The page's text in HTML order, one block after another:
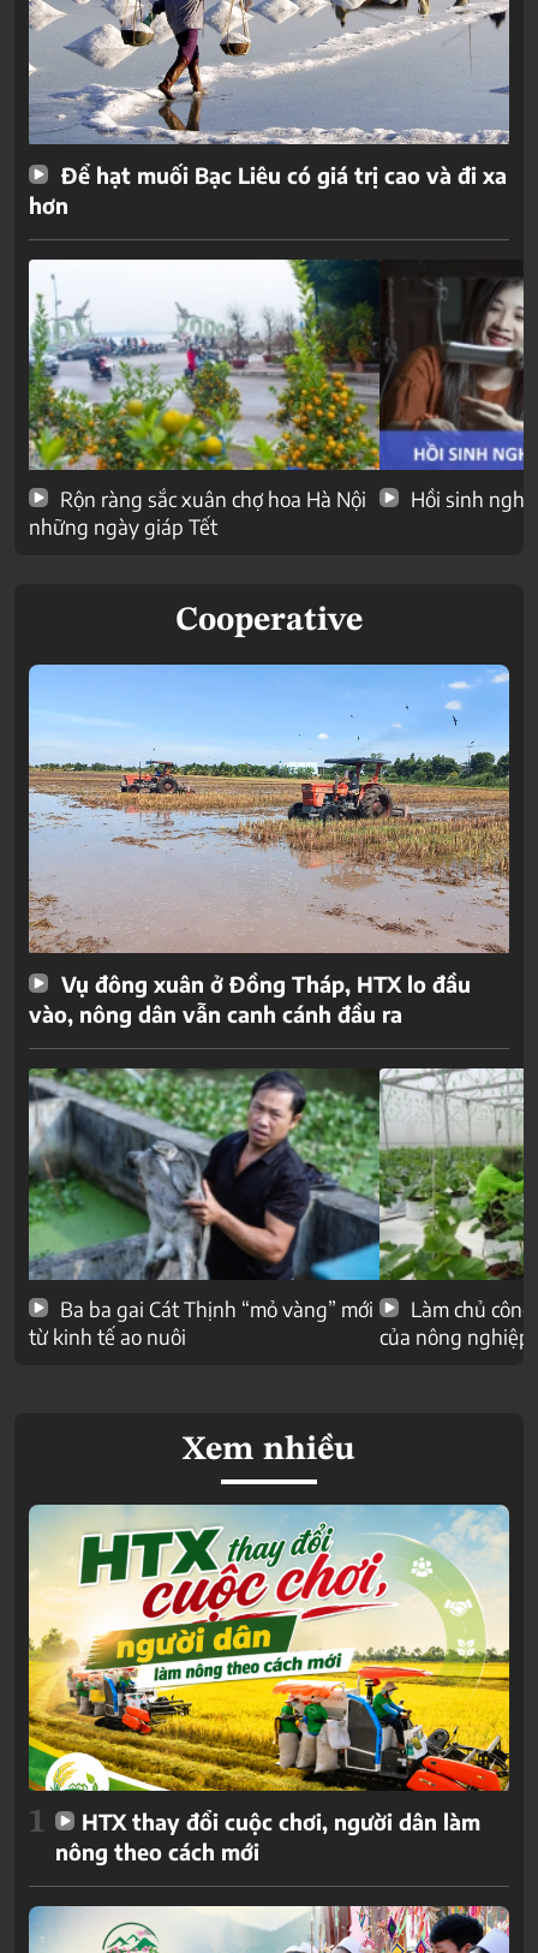
Để hạt muối Bạc Liêu có giá trị cao và đi xa
hơn
Rộn ràng sắc xuân chợ hoa Hà Nội
những ngày giáp Tết
Hồi sinh
Cooperative
Vụ đông xuân ở Đồng Tháp, HTX lo đầu
vào, nông dân vẫn canh cánh đầu ra
Ba ba gai Cát Thịnh “mỏ vàng” mới
từ kinh tế ao nuôi
Làm chủ
của nông nghiệp
Xem nhiều
1
HTX thay đổi cuộc chơi, người dân làm
nông theo cách mới